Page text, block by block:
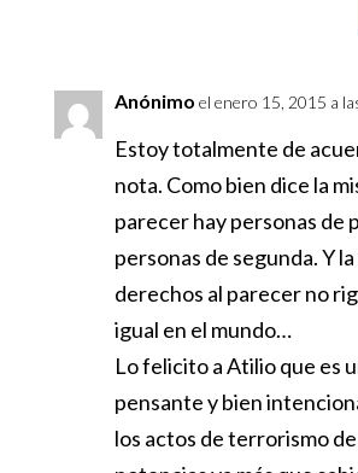
Anónimo el enero 15, 2015 a
Estoy totalmente de
nota. Como bien dice la
parecer hay personas de
personas de segunda. Y
derechos al parecer no
igual en el mundo…
Lo felicito a Atilio que es
pensante y bien
los actos de terrorismo